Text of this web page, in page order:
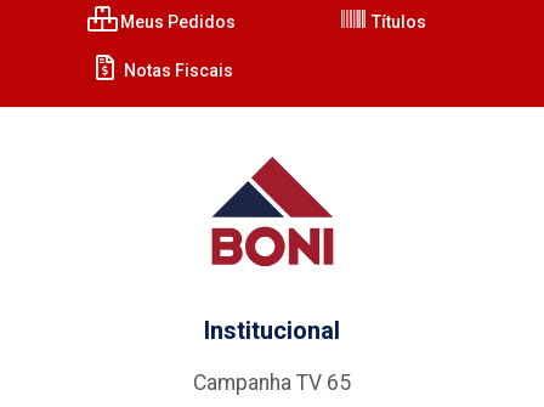
Meus Pedidos Títulos
Notas Fiscais
Institucional
Campanha TV 65